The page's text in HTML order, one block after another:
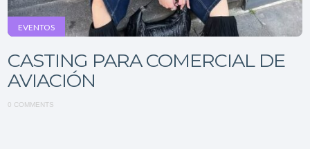
EVENTOS
CASTING PARA COMERCIAL DE
AVIACIÓN
0 COMMENTS